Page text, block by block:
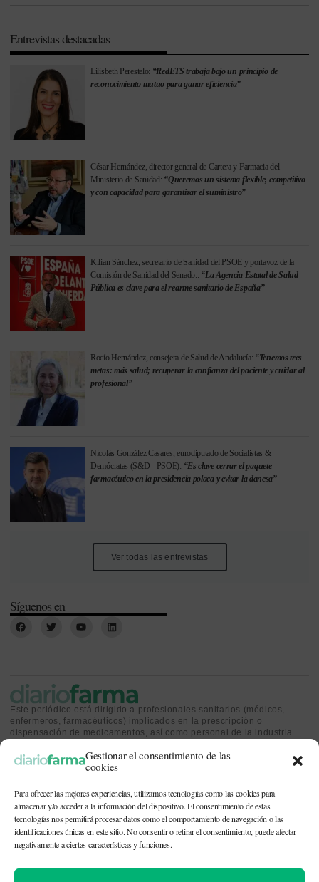
Gestionar el consentimiento de las
cookies
Para ofrecer las mejores experiencias, utilizamos tecnologías como las cookies para
almacenar y/o acceder a la información del dispositivo. El consentimiento de estas
tecnologías nos permitirá procesar datos como el comportamiento de navegación o las
identificaciones únicas en este sitio. No consentir o retirar el consentimiento, puede afectar
negativamente a ciertas características y funciones.
Entrevistas destacadas
Lilisbeth Perestelo: “RedETS trabaja bajo un principio de
reconocimiento mutuo para ganar eficiencia”
César Hernández, director general de Cartera y Farmacia del
Ministerio de Sanidad: “Queremos un sistema flexible, competitivo
y con capacidad para garantizar el suministro”
Kilian Sánchez, secretario de Sanidad del PSOE y portavoz de la
Comisión de Sanidad del Senado.: “La Agencia Estatal de Salud
Pública es clave para el rearme sanitario de España”
Rocío Hernández, consejera de Salud de Andalucía: “Tenemos tres
metas: más salud; recuperar la confianza del paciente y cuidar al
profesional”
Nicolás González Casares, eurodiputado de Socialistas &
Demócratas (S&D - PSOE): “Es clave cerrar el paquete
farmacéutico en la presidencia polaca y evitar la danesa”
Ver todas las entrevistas
Síguenos en
Este periódico está dirigido a profesionales sanitarios (médicos,
enfermeros, farmacéuticos) implicados en la prescripción o
dispensación de medicamentos, así como personal de la industria
sanitaria.
CONTACTO Y QUIÉNES SOMOS|POLÍTICA DE COOKIES|POLÍTICA DE
© 2026. Todos los derechos reservados. |
| Recursos